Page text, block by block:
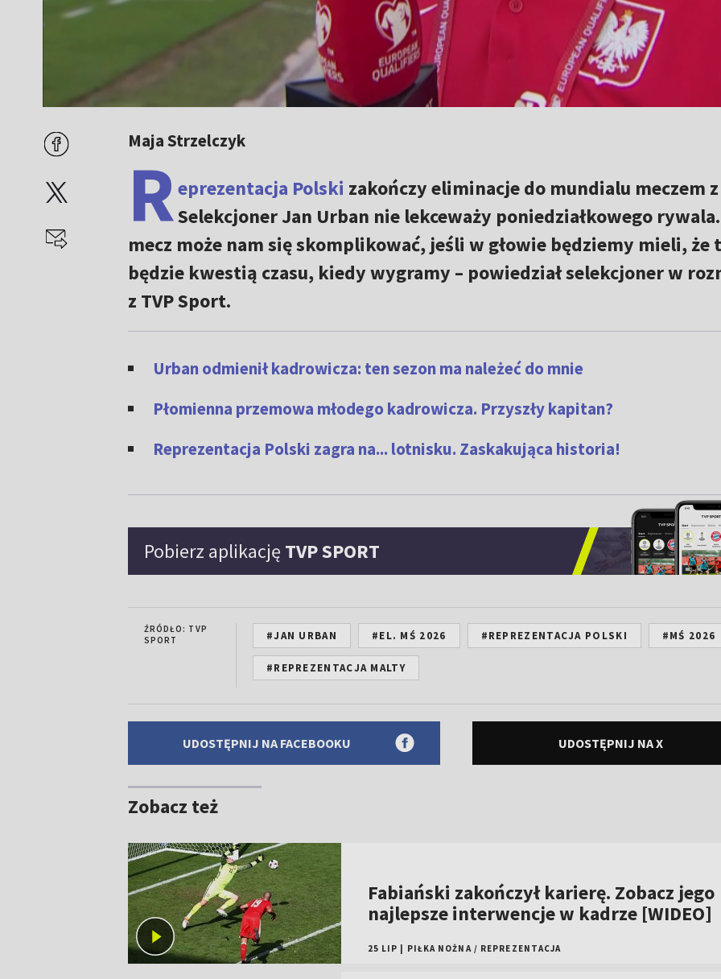
Maja Strzelczyk
Reprezentacja Polski zakończy eliminacje do mundialu meczem
Selekcjoner Jan Urban nie lekceważy poniedziałkowego rywala.
mecz może nam się skomplikować, jeśli w głowie będziemy mieli, że
będzie kwestią czasu, kiedy wygramy – powiedział selekcjoner w
z TVP Sport.
Urban odmienił kadrowicza: ten sezon ma należeć do mnie
Płomienna przemowa młodego kadrowicza. Przyszły kapitan?
Reprezentacja Polski zagra na... lotnisku. Zaskakująca historia!
Pobierz aplikację TVP SPORT
ŹRÓDŁO: TVP
SPORT
#JAN URBAN #EL. MŚ 2026 #REPREZENTACJA POLSKI #MŚ 2026
#REPREZENTACJA MALTY
UDOSTĘPNIJ NA FACEBOOKU UDOSTĘPNIJ NA X
Zobacz też
Fabiański zakończył karierę. Zobacz jego
najlepsze interwencje w kadrze [WIDEO]
25 LIP PIŁKA NOŻNA / REPREZENTACJA